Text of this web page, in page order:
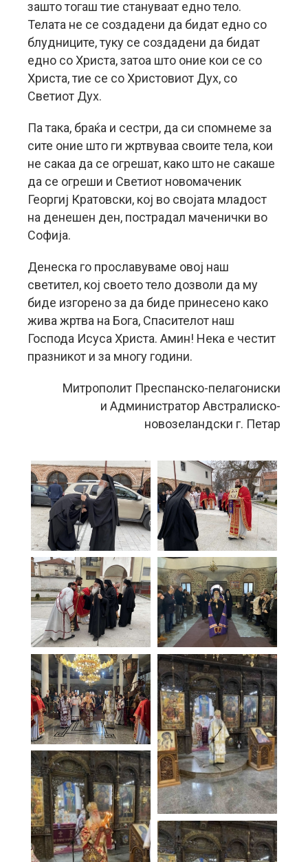
зашто тогаш тие стануваат едно тело.
Телата не се создадени да бидат едно со
блудниците, туку се создадени да бидат
едно со Христа, затоа што оние кои се со
Христа, тие се со Христовиот Дух, со
Светиот Дух.
Па така, браќа и сестри, да си спомнеме за
сите оние што ги жртвуваа своите тела, кои
не сакаа да се огрешат, како што не сакаше
да се огреши и Светиот новомаченик
Георгиј Кратовски, кој во својата младост
на денешен ден, пострадал маченички во
Софија.
Денеска го прославуваме овој наш
светител, кој своето тело дозволи да му
биде изгорено за да биде принесено како
жива жртва на Бога, Спасителот наш
Господа Исуса Христа. Амин! Нека е честит
празникот и за многу години.
Митрополит Преспанско-пелагониски
и Администратор Австралиско-
новозеландски г. Петар